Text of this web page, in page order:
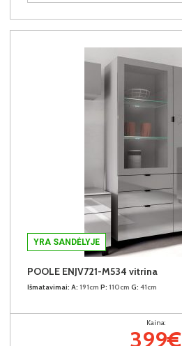
YRA SANDĖLYJE
POOLE ENJV721-M534 vitrina
Išmatavimai: A: 191cm P: 110cm G: 41cm
Kaina:
399€